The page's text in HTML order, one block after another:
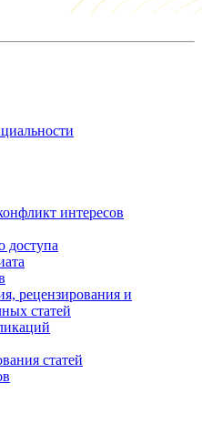
интересов
доступа
рецензирования и
статей
статей